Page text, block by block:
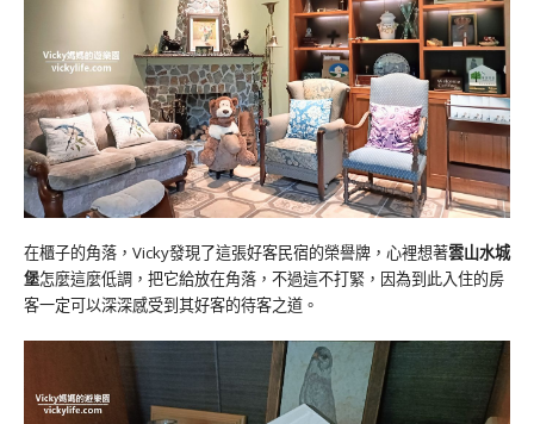
在櫃子的角落，Vicky發現了這張好客民宿的榮譽牌，心裡想著雲山水城
堡怎麼這麼低調，把它給放在角落，不過這不打緊，因為到此入住的房
客一定可以深深感受到其好客的待客之道。